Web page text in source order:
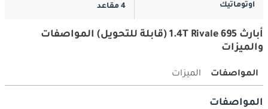
اوتوماتيك
4 مقاعد
أبارث 695 1.4T Rivale (قابلة للتحويل) المواصفات
والميزات
المواصفات الميزات
المواصفات